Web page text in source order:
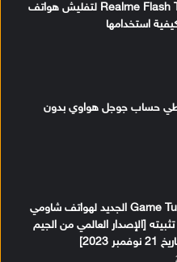
تحميل أداة Realme Flash Tool لتفليش هواتف
استخدامها
حساب جوجل هواوي بدون
تحميل Game Turbo 5.0 الجديد لهواتف شاومي
[الإصدار العالمي من الجيم
2023]